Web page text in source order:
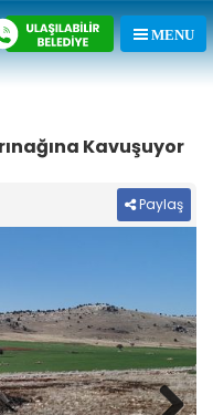
Kavuşuyor
Paylaş